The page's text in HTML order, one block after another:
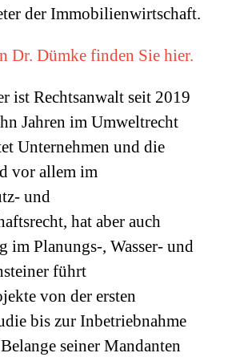
der Immobilienwirtschaft.
Dr. Dümke finden Sie hier.
ist Rechtsanwalt seit 2019
Jahren im Umweltrecht
Unternehmen und die
vor allem im
und
hat aber auch
im Planungs-, Wasser- und
führt
von der ersten
bis zur Inbetriebnahme
seiner Mandanten